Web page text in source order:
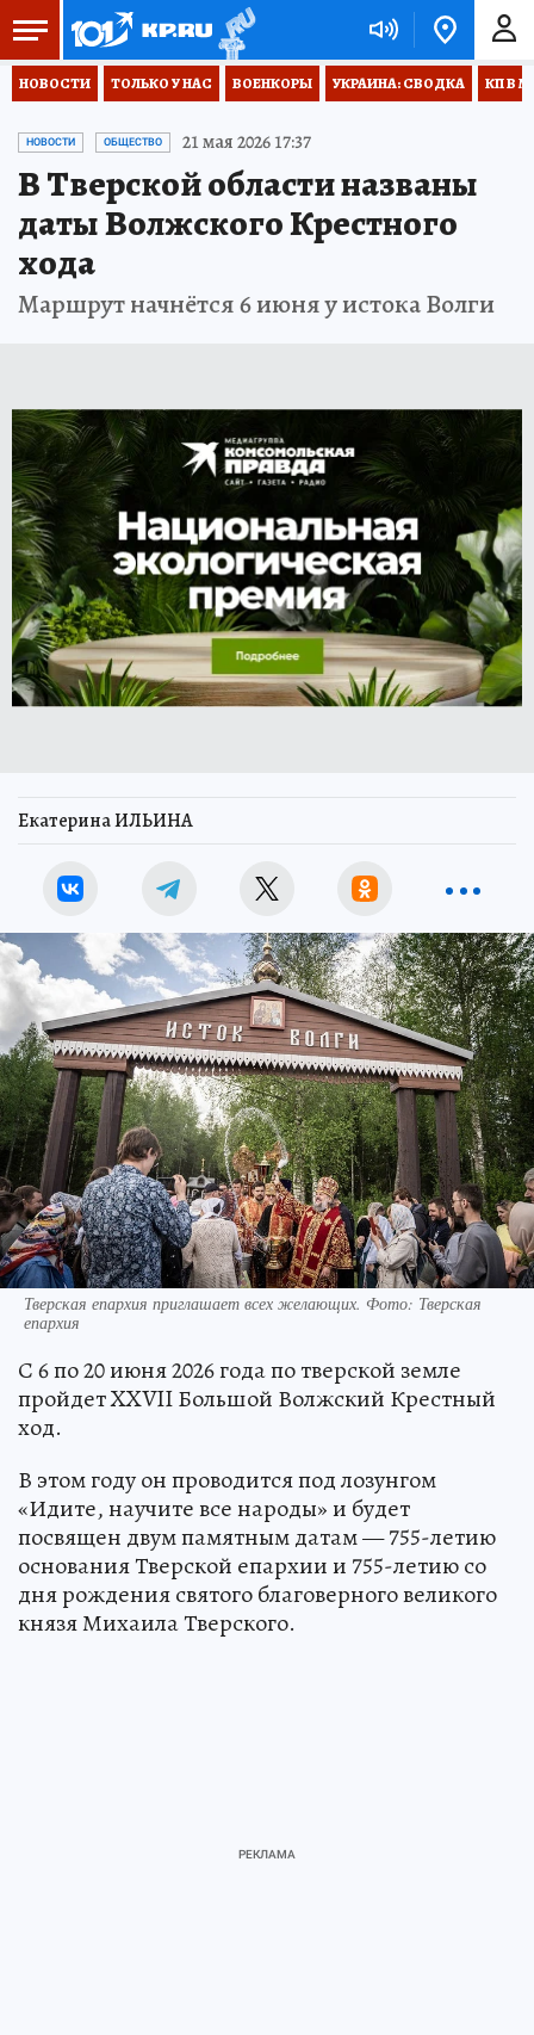
НОВОСТИ ТОЛЬКО У НАС ВОЕНКОРЫ УКРАИНА: СВОДКА КП В
НОВОСТИ ОБЩЕСТВО 21 мая 2026 17:37
В Тверской области названы
даты Волжского Крестного
хода
Маршрут начнётся 6 июня у истока Волги
Екатерина ИЛЬИНА
Тверская епархия приглашает всех желающих. Фото: Тверская
епархия
С 6 по 20 июня 2026 года по тверской земле
пройдет XXVII Большой Волжский Крестный
ход.
В этом году он проводится под лозунгом
«Идите, научите все народы» и будет
посвящен двум памятным датам — 755-летию
основания Тверской епархии и 755-летию со
дня рождения святого благоверного великого
князя Михаила Тверского.